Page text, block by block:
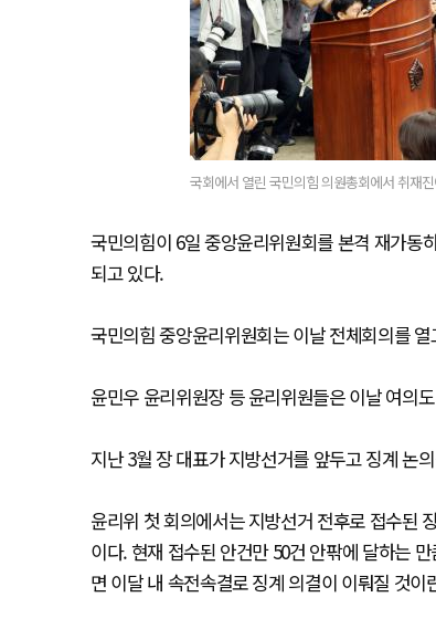
국회에서 열린 국민의힘 의원총회에서 취재
국민의힘이 6일 중앙윤리위원회를 본격 재가동
되고 있다.
국민의힘 중앙윤리위원회는 이날 전체회의를
윤민우 윤리위원장 등 윤리위원들은 이날 여의
지난 3월 장 대표가 지방선거를 앞두고 징계 논
윤리위 첫 회의에서는 지방선거 전후로 접수된
이다. 현재 접수된 안건만 50건 안팎에 달하는
면 이달 내 속전속결로 징계 의결이 이뤄질 것이